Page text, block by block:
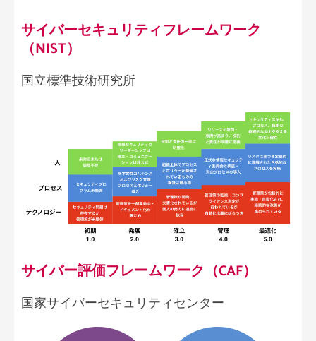
サイバーセキュリティフレームワーク
（NIST）
国立標準技術研究所
サイバー評価フレームワーク（CAF）
国家サイバーセキュリティセンター